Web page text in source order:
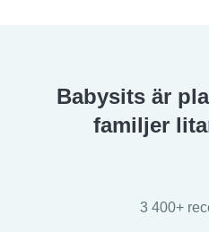
Babysits är
familjer
3 400+